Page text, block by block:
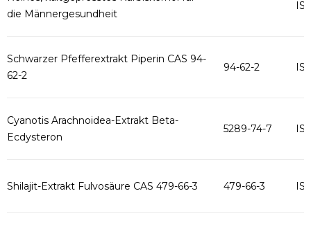
die Männergesundheit
Schwarzer Pfefferextrakt Piperin CAS 94-
62-2
94-62-2
Cyanotis Arachnoidea-Extrakt Beta-
Ecdysteron
5289-74-7
Shilajit-Extrakt Fulvosäure CAS 479-66-3 479-66-3